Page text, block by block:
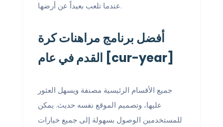
عندما تلعب بعيداً عن أرضها.
أفضل برنامج مراهنات كرة
القدم في عام [cur-year]
جميع الأقسام الرئيسية مصنفة ويسهل العثور
عليها، وتصميم الموقع نفسه حديث. يمكن
للمستخدمين الوصول بسهولة إلى جميع خيارات